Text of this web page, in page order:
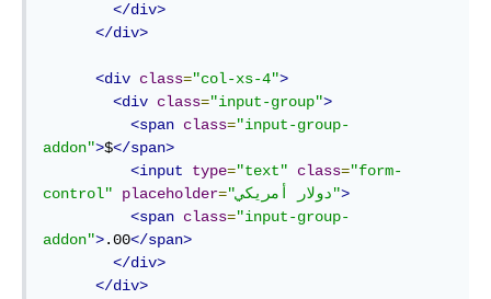
</div>
</div>
<div class="col-xs-4">
<div class="input-group">
<span class="input-group-
addon">$</span>
<input
type="text" class="form-
control"
placeholder= "دولار أمريكي">
<span class="input-group-
addon">.00</span>
</div>
</div>